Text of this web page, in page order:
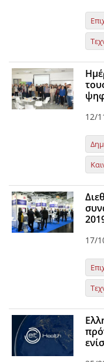
12/
17/